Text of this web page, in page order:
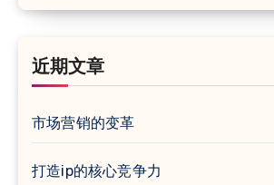
近期文章
市场营销的变革
打造ip的核心竞争力